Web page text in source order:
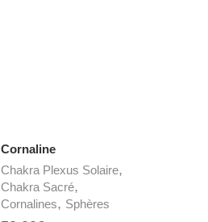
Cornaline
Chakra Plexus Solaire,
Chakra Sacré,
Cornalines, Sphères